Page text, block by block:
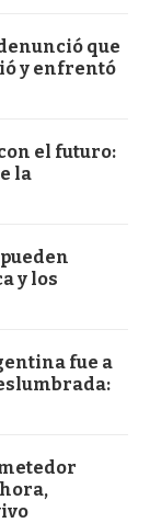
que
y enfrentó
el futuro:
la
y los
fue a